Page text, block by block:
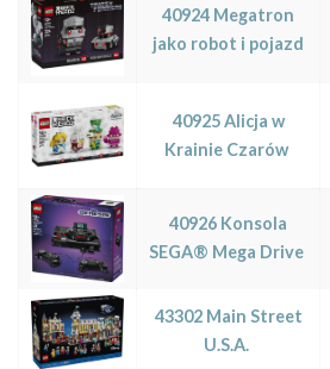
40924 Megatron
jako robot i pojazd
40925 Alicja w
Krainie Czarów
40926 Konsola
SEGA® Mega Drive
43302 Main Street
U.S.A.